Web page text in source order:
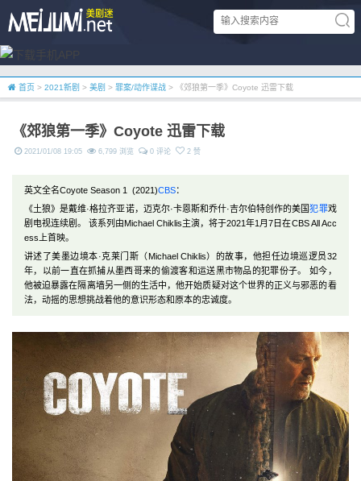
首页 > 2021新剧 > 美剧 > 罪案/动作谍战 > 《郊狼第一季》Coyote 迅雷下载
《郊狼第一季》Coyote 迅雷下载
2021/01/08 19:05 6,799 浏览 0 评论 2 赞
英文全名Coyote Season 1 (2021)CBS：
《土狼》是戴维·格拉齐亚诺，迈克尔·卡恩斯和乔什·吉尔伯特创作的美国犯罪戏
剧电视连续剧。 该系列由Michael Chiklis主演，将于2021年1月7日在CBS All Acc
ess上首映。
讲述了美墨边境本·克莱门斯（Michael Chiklis）的故事，他担任边境巡逻员32
年，以前一直在抓捕从墨西哥来的偷渡客和运送黑市物品的犯罪份子。 如今，
他被迫暴露在隔离墙另一侧的生活中，他开始质疑对这个世界的正义与邪恶的看
法，动摇的思想挑战着他的意识形态和原本的忠诚度。